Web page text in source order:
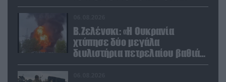
Β.Ζελένσκι: «Η Ουκρανία
χτύπησε δύο μεγάλα
διυλιστήρια πετρελαίου βαθιά
στη Ρωσία» (βίντεο)